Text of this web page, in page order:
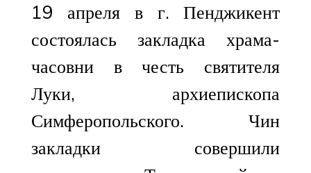
19 апреля в г. Пенджикент
состоялась закладка храма-
часовни в честь святителя
Луки, архиепископа
Симферопольского. Чин
закладки совершили